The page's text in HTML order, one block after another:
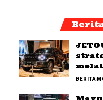
BERITA